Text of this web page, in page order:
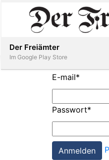
Inserieren
E-mail*
Passwort*
Der Freiämter
Im Google Play Store